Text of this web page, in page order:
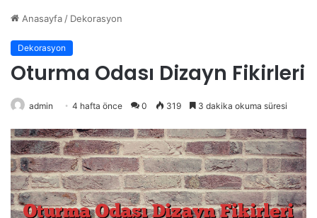
Anasayfa / Dekorasyon
Dekorasyon
Oturma Odası Dizayn Fikirleri
admin 4 hafta önce 0 319 3 dakika okuma süresi